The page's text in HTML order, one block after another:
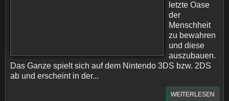
letzte Oase
der
Menschheit
zu bewahren
und diese
auszubauen.
Das Ganze spielt sich auf dem Nintendo 3DS bzw. 2DS
ab und erscheint in der...
WEITERLESEN